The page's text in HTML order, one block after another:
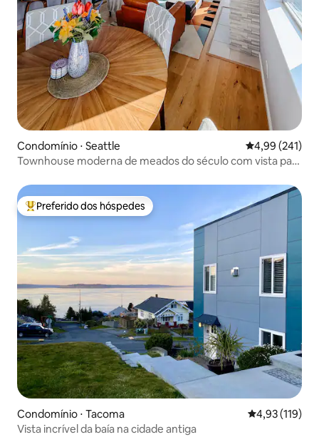
Condomínio ⋅ Seattle 4,99 de uma
4,99 (241)
Townhouse moderna de meados do século com vista para
Entre os melhores preferidos dos hóspedes
Preferido dos hóspedes
Condomínio ⋅ Tacoma 4,93 de uma
4,93 (119)
Vista incrível da baía na cidade antiga